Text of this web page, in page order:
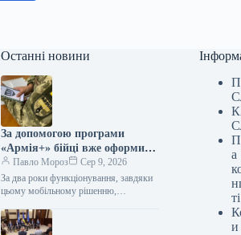
Останні новини
За допомогою програми
«Армія+» бійці вже оформили
майже 3 мільйони рапортів.
Павло Мороз
Сер 9, 2026
За два роки функціонування, завдяки
цьому мобільному рішенню,
приблизно 3 мільйони рапортів. За
інформацією, наданою Укрінформом,
а
ті
и